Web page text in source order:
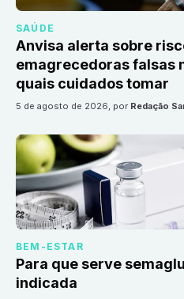
SAÚDE
Anvisa alerta sobre
emagrecedoras falsas
quais cuidados tomar
5 de agosto de 2026, por Redação
BEM-ESTAR
Para que serve
indicada